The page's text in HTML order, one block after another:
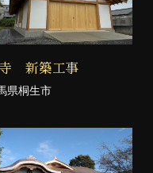
寺 新築工事
県桐生市